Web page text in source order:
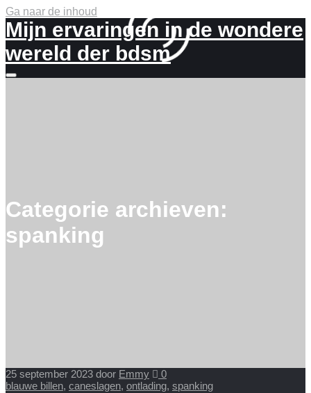
Ga naar de inhoud
Mijn ervaringen in de wondere
wereld der bdsm
Meer
Categorie archieven:
spanking
25 september 2023 door Emmy
0
blauwe billen, caneslagen, ontlading, spanking